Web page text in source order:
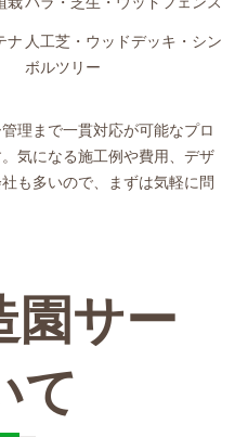
ナ 人工芝・ウッドデッキ・シン
ボルツリー
理まで一貫対応が可能なプロ
気になる施工例や費用、デザ
も多いので、まずは気軽に問
園サー
て